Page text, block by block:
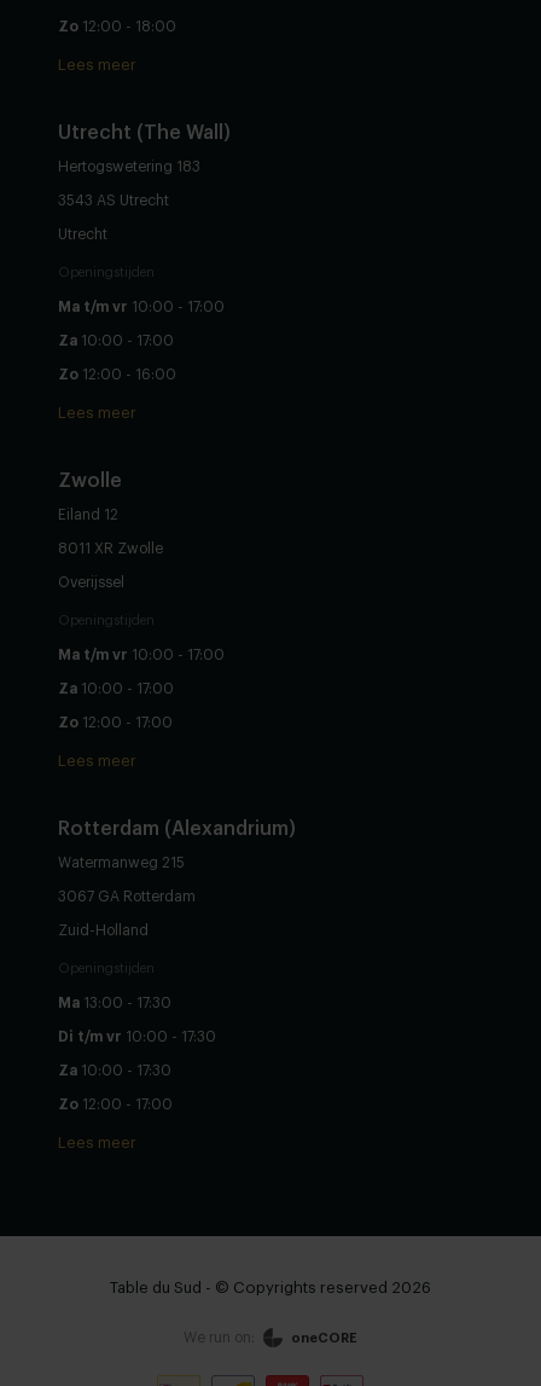
Zo 12:00 - 18:00
Lees meer
Utrecht (The Wall)
Hertogswetering 183
3543 AS Utrecht
Utrecht
Openingstijden
Ma t/m vr 10:00 - 17:00
Za 10:00 - 17:00
Zo 12:00 - 16:00
Lees meer
Zwolle
Eiland 12
8011 XR Zwolle
Overijssel
Openingstijden
Ma t/m vr 10:00 - 17:00
Za 10:00 - 17:00
Zo 12:00 - 17:00
Lees meer
Rotterdam (Alexandrium)
Watermanweg 215
3067 GA Rotterdam
Zuid-Holland
Openingstijden
Ma 13:00 - 17:30
Di t/m vr 10:00 - 17:30
Za 10:00 - 17:30
Zo 12:00 - 17:00
Lees meer
Table du Sud - © Copyrights reserved 2026
We run on: oneCORE